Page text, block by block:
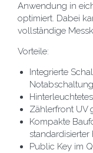
Anwendung in
optimiert. Dabei
vollständige
Vorteile:
Integrierte
Zählerfront UV
Kompakte
Public Key im